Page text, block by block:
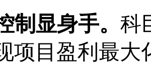
制显身手。 科
项目盈利最